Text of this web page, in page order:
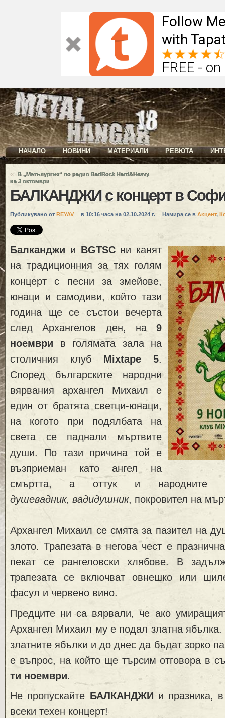
Follow
with
FREE -
НАЧАЛО НОВИНИ МАТЕРИАЛИ РЕВЮТА
«
В „Метълургия“ по радио BadRock Hard&Heavy
на 3 октомври
БАЛКАНДЖИ с концерт в
Публикувано от REYAV в 10:16 часа на 02.10.2024 г. Намира се в Акцент,
Балканджи и BGTSCни канят
на традиционния за тях голям
концерт с песни за змейове,
юнаци и самодиви, който тази
година ще се състои вечерта
след Архангелов ден, на 9
ноември в голямата зала на
столичния клуб Mixtape 5.
Според българските народни
вярвания архангел Михаил е
един от братята светци-юнаци,
на когото при подялбата на
света се паднали мъртвите
души. По тази причина той е
възприеман като ангел на
смъртта, а оттук и народните
душевадник, вадидушник, покровител на
Архангел Михаил се смята за пазител на
злото. Трапезата в негова чест е
пекат се рангеловски хлябове. В
трапезата се включват овнешко или
фасул и червено вино.
Предците ни са вярвали, че ако
Архангел Михаил му е подал златна ябълка.
златните ябълки и до днес да бъдат зорко
е въпрос, на който ще търсим отговора в
ти ноември.
Не пропускайте БАЛКАНДЖИ и празника,
всеки техен концерт!